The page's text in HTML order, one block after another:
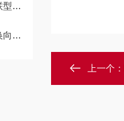
围
方法
上一个：